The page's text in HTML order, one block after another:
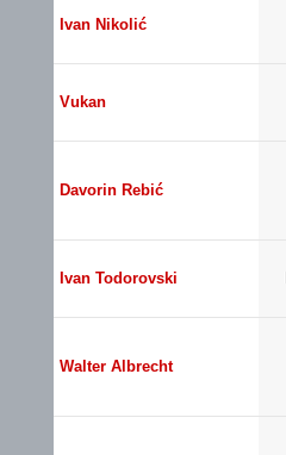
Ivan Nikolić
Vukan
Davorin Rebić
Ivan Todorovski
Walter Albrecht